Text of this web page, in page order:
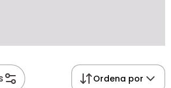
Ordena por